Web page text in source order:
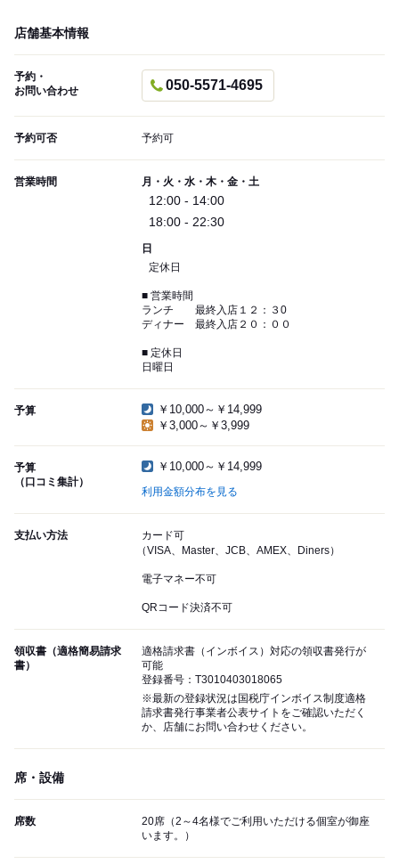
店舗基本情報
予約・
お問い合わせ
050-5571-4695
予約可否 予約可
営業時間 月・火・水・木・金・土
12:00 - 14:00
18:00 - 22:30
日
定休日
■ 営業時間
ランチ 最終入店１２：３0
ディナー 最終入店２０：００
■ 定休日
日曜日
予算
￥10,000～￥14,999
￥3,000～￥3,999
予算
（口コミ集計）
￥10,000～￥14,999
利用金額分布を見る
支払い方法
カード可
（VISA、Master、JCB、AMEX、Diners）
電子マネー不可
QRコード決済不可
領収書（適格簡易請求
書）
適格請求書（インボイス）対応の領収書発行が
可能
登録番号：T3010403018065
※最新の登録状況は国税庁インボイス制度適格
請求書発行事業者公表サイトをご確認いただく
か、店舗にお問い合わせください。
席・設備
席数
20席（2～4名様でご利用いただける個室が御座
います。）